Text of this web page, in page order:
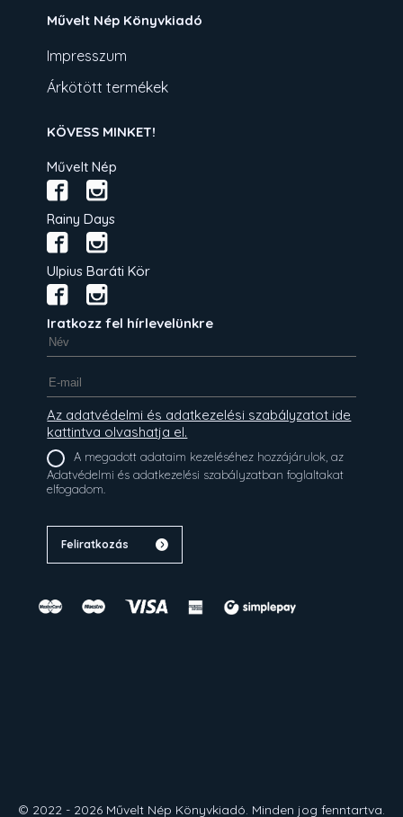
Művelt Nép Könyvkiadó
Impresszum
Árkötött termékek
KÖVESS MINKET!
Művelt Nép
Rainy Days
Ulpius Baráti Kör
Iratkozz fel hírlevelünkre
Az adatvédelmi és adatkezelési szabályzatot ide
kattintva olvashatja el.
A megadott adataim kezeléséhez hozzájárulok, az
Adatvédelmi és adatkezelési szabályzatban foglaltakat
elfogadom.
Feliratkozás
© 2022 - 2026 Művelt Nép Könyvkiadó. Minden jog fenntartva.